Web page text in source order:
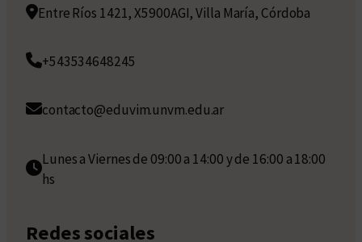
Entre Ríos 1421, X5900AGI, Villa María, Córdoba
+543534648245
contacto@eduvim.unvm.edu.ar
Lunes a Viernes de 09:00 a 14:00 y de 16:00 a 18:00
hs
Redes sociales